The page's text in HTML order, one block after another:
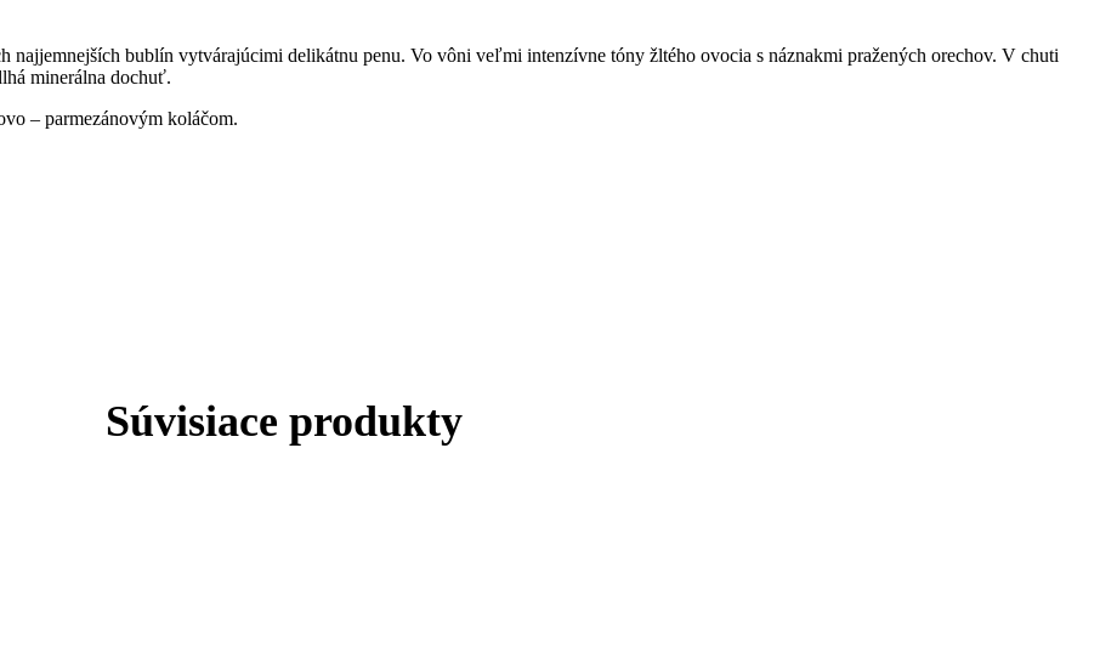
najjemnejších bublín vytvárajúcimi delikátnu penu. Vo vôni veľmi intenzívne tóny žltého ovocia s náznakmi pražených orechov. V chuti
minerálna dochuť.
– parmezánovým koláčom.
Súvisiace produkty